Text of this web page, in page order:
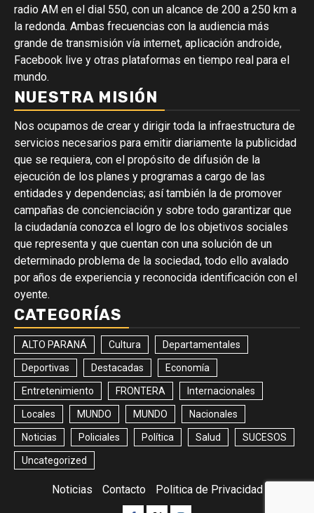
radio AM en el dial 550, con un alcance de 200 a 250 km a
la redonda. Ambas frecuencias con la audiencia más
grande de transmisión vía internet, aplicación androide,
Facebook live y otras plataformas en tiempo real para el
mundo.
NUESTRA MISIÓN
Nos ocupamos de crear y dirigir toda la infraestructura de
servicios necesarios para emitir diariamente la publicidad
que se requiera, con el propósito de difusión de la
ejecución de los planes y programas a cargo de las
entidades y dependencias; así también la de promover
campañas de concienciación y sobre todo garantizar que
la ciudadanía conozca el logro de los objetivos sociales
que representa y que cuentan con una solución de un
determinado problema de la sociedad, todo ello avalado
por años de experiencia y reconocida identificación con el
oyente.
CATEGORÍAS
ALTO PARANÁ Cultura Departamentales
Deportivas Destacadas Economía
Entretenimiento FRONTERA Internacionales
Locales MUNDO MUNDO Nacionales
Noticias Policiales Política Salud SUCESOS
Uncategorized
Noticias Contacto Politica de Privacidad